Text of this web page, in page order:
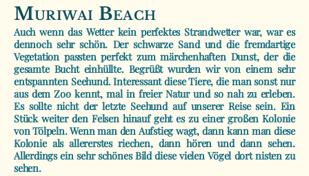
Muriwai Beach
Auch wenn das Wetter kein perfektes Strandwetter war, war es
dennoch sehr schön. Der schwarze Sand und die fremdartige
Vegetation passten perfekt zum märchenhaften Dunst, der die
gesamte Bucht einhüllte. Begrüßt wurden wir von einem sehr
entspannten Seehund. Interessant diese Tiere, die man sonst nur
aus dem Zoo kennt, mal in freier Natur und so nah zu erleben.
Es sollte nicht der letzte Seehund auf unserer Reise sein. Ein
Stück weiter den Felsen hinauf geht es zu einer großen Kolonie
von Tölpeln. Wenn man den Aufstieg wagt, dann kann man diese
Kolonie als allererstes riechen, dann hören und dann sehen.
Allerdings ein sehr schönes Bild diese vielen Vögel dort nisten zu
sehen.